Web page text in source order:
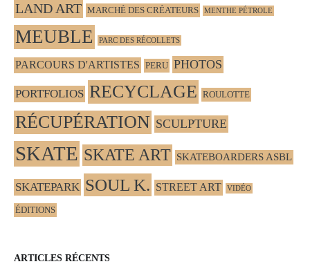
LAND ART MARCHÉ DES CRÉATEURS MENTHE PÉTROLE
MEUBLE PARC DES RÉCOLLETS
PARCOURS D'ARTISTES PERU PHOTOS
PORTFOLIOS RECYCLAGE ROULOTTE
RÉCUPÉRATION SCULPTURE
SKATE SKATE ART SKATEBOARDERS ASBL
SKATEPARK SOUL K. STREET ART VIDÉO
ÉDITIONS
ARTICLES RÉCENTS